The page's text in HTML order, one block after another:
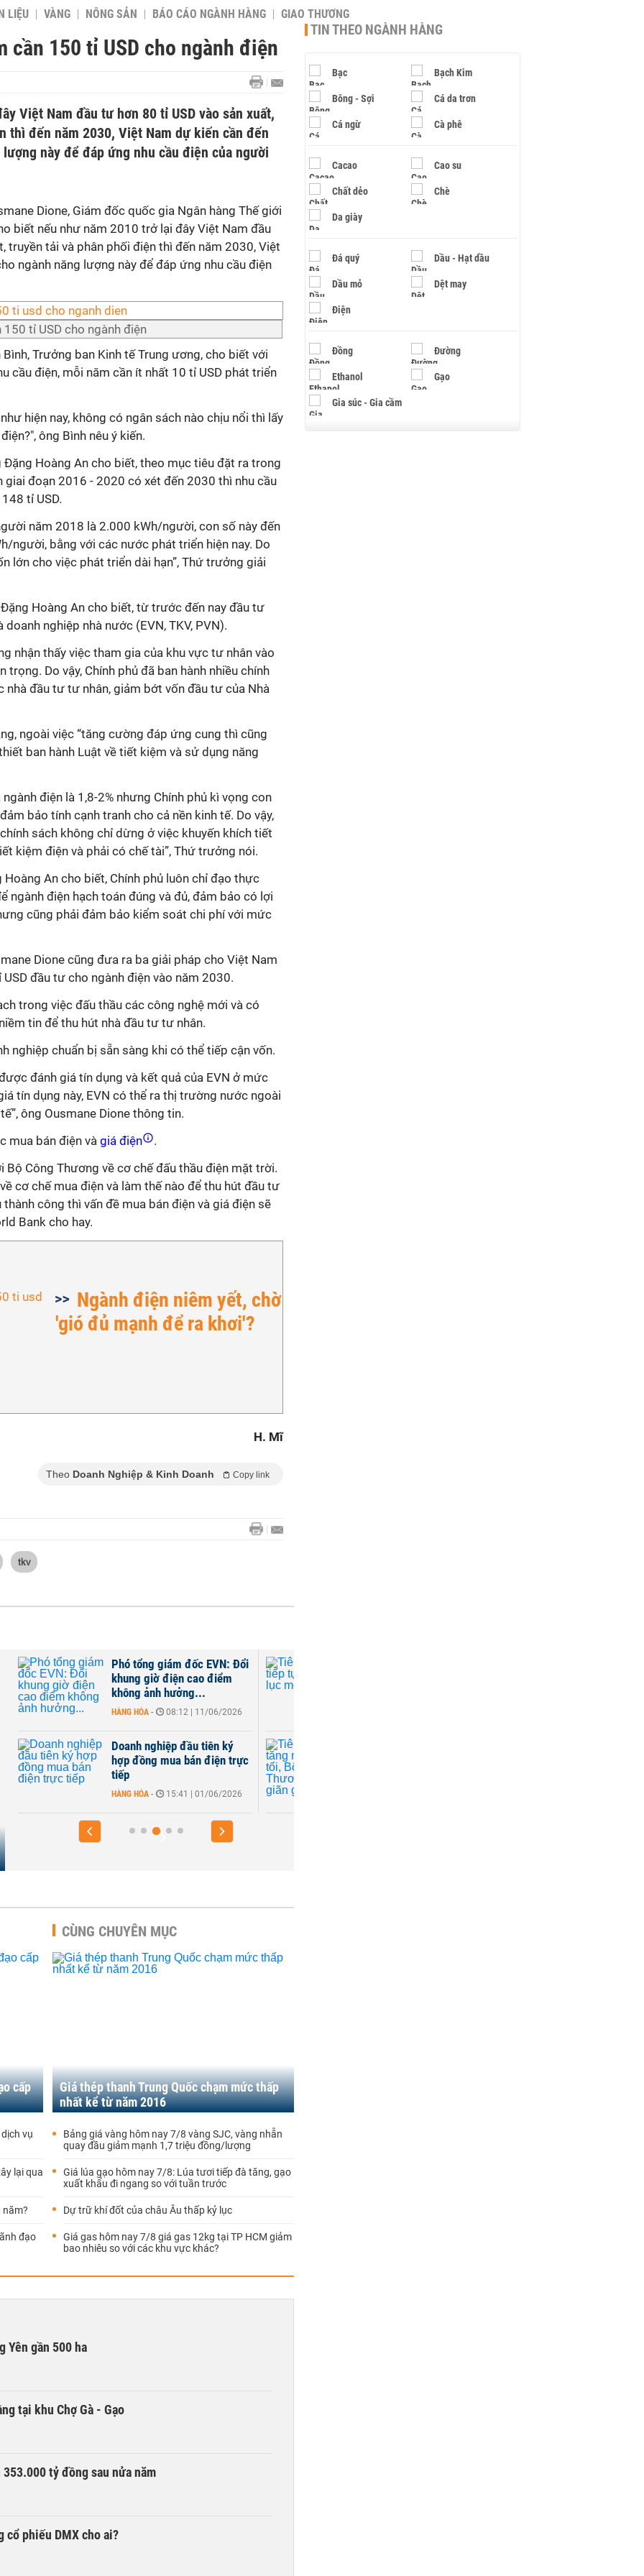
LIỆU VÀNG NÔNG SẢN BÁO CÁO NGÀNH HÀNG GIAO THƯƠNG
cần 150 tỉ USD cho ngành điện
Việt Nam đầu tư hơn 80 tỉ USD vào sản xuất,
thì đến năm 2030, Việt Nam dự kiến cần đến
lượng này để đáp ứng nhu cầu điện của người
Dione, Giám đốc quốc gia Ngân hàng Thế giới
biết nếu như năm 2010 trở lại đây Việt Nam đầu
truyền tải và phân phối điện thì đến năm 2030, Việt
ngành năng lượng này để đáp ứng nhu cầu điện
tỉ USD cho ngành điện
Trưởng ban Kinh tế Trung ương, cho biết với
cầu điện, mỗi năm cần ít nhất 10 tỉ USD phát triển
như hiện nay, không có ngân sách nào chịu nổi thì lấy
ông Bình nêu ý kiến.
Hoàng An cho biết, theo mục tiêu đặt ra trong
giai đoạn 2016 - 2020 có xét đến 2030 thì nhu cầu
tỉ USD.
năm 2018 là 2.000 kWh/người, con số này đến
người, bằng với các nước phát triển hiện nay. Do
lớn cho việc phát triển dài hạn”, Thứ trưởng giải
Hoàng An cho biết, từ trước đến nay đầu tư
doanh nghiệp nhà nước (EVN, TKV, PVN).
nhận thấy việc tham gia của khu vực tư nhân vào
trọng. Do vậy, Chính phủ đã ban hành nhiều chính
nhà đầu tư tư nhân, giảm bớt vốn đầu tư của Nhà
ngoài việc “tăng cường đáp ứng cung thì cũng
ban hành Luật về tiết kiệm và sử dụng năng
điện là 1,8-2% nhưng Chính phủ kì vọng con
bảo tính cạnh tranh cho cả nền kinh tế. Do vậy,
sách không chỉ dừng ở việc khuyến khích tiết
kiệm điện và phải có chế tài”, Thứ trưởng nói.
An cho biết, Chính phủ luôn chỉ đạo thực
ngành điện hạch toán đúng và đủ, đảm bảo có lợi
cũng phải đảm bảo kiểm soát chi phí với mức
Dione cũng đưa ra ba giải pháp cho Việt Nam
đầu tư cho ngành điện vào năm 2030.
trong việc đấu thầu các công nghệ mới và có
tin để thu hút nhà đầu tư tư nhân.
nghiệp chuẩn bị sẵn sàng khi có thể tiếp cận vốn.
đánh giá tín dụng và kết quả của EVN ở mức
tín dụng này, EVN có thể ra thị trường nước ngoài
ông Ousmane Dione thông tin.
mua bán điện và giá điện
.
Bộ Công Thương về cơ chế đấu thầu điện mặt trời.
cơ chế mua điện và làm thế nào để thu hút đầu tư
công thì vấn đề mua bán điện và giá điện sẽ
Bank cho hay.
Ngành điện niêm yết, chờ
'gió đủ mạnh để ra khơi'?
H. Mĩ
Theo Doanh Nghiệp & Kinh Doanh Copy link
tkv
Phó tổng giám đốc EVN: Đổi
khung giờ điện cao điểm
không ảnh hưởng...
HÀNG HÓA - 08:12 | 11/06/2026
Doanh nghiệp đầu tiên ký
hợp đồng mua bán điện trực
tiếp
HÀNG HÓA - 15:41 | 01/06/2026
cấp
vụ
lại qua
năm?
đạo
CÙNG CHUYÊN MỤC
Giá thép thanh Trung Quốc chạm mức thấp
nhất kể từ năm 2016
Bảng giá vàng hôm nay 7/8 vàng SJC, vàng nhẫn
quay đầu giảm mạnh 1,7 triệu đồng/lượng
Giá lúa gạo hôm nay 7/8: Lúa tươi tiếp đà tăng, gạo
xuất khẩu đi ngang so với tuần trước
Dự trữ khí đốt của châu Âu thấp kỷ lục
Giá gas hôm nay 7/8 giá gas 12kg tại TP HCM giảm
bao nhiêu so với các khu vực khác?
Yên gần 500 ha
tại khu Chợ Gà - Gạo
tỷ đồng sau nửa năm
cổ phiếu DMX cho ai?
TIN THEO NGÀNH HÀNG
Bạc Bạch Kim
Bông - Sợi Cá da trơn
Cá ngừ Cà phê
Cacao Cao su
Chất dẻo Chè
Da giày
Đá quý Dầu - Hạt dầu
Dầu mỏ Dệt may
Điện
Đồng Đường
Ethanol Gạo
Gia súc - Gia cầm